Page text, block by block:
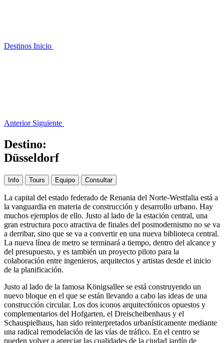
Destinos Inicio
Anterior Siguiente
Destino:
Düsseldorf
Info Tours Equipo Consultar
La capital del estado federado de Renania del Norte-Westfalia está a
la vanguardia en materia de construcción y desarrollo urbano. Hay
muchos ejemplos de ello. Justo al lado de la estación central, una
gran estructura poco atractiva de finales del posmodernismo no se va
a derribar, sino que se va a convertir en una nueva biblioteca central.
La nueva línea de metro se terminará a tiempo, dentro del alcance y
del presupuesto, y es también un proyecto piloto para la
colaboración entre ingenieros, arquitectos y artistas desde el inicio
de la planificación.
Justo al lado de la famosa Königsallee se está construyendo un
nuevo bloque en el que se están llevando a cabo las ideas de una
construcción circular. Los dos iconos arquitectónicos opuestos y
complementarios del Hofgarten, el Dreischeibenhaus y el
Schauspielhaus, han sido reinterpretados urbanísticamente mediante
una radical remodelación de las vías de tráfico. En el centro se
pueden volver a apreciar las cualidades de la ciudad jardín de